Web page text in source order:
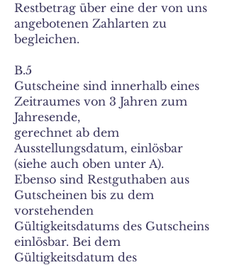
Restbetrag über eine der von uns
angebotenen Zahlarten zu
begleichen.
B.5
Gutscheine sind innerhalb eines
Zeitraumes von 3 Jahren zum
Jahresende,
gerechnet ab dem
Ausstellungsdatum, einlösbar
(siehe auch oben unter A).
Ebenso sind Restguthaben aus
Gutscheinen bis zu dem
vorstehenden
Gültigkeitsdatums des Gutscheins
einlösbar. Bei dem
Gültigkeitsdatum des